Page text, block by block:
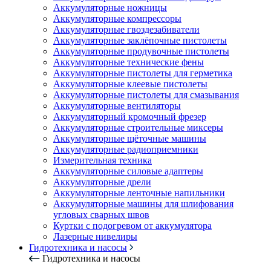
Аккумуляторные ножницы
Аккумуляторные компрессоры
Аккумуляторные гвоздезабиватели
Аккумуляторные заклёпочные пистолеты
Аккумуляторные продувочные пистолеты
Аккумуляторные технические фены
Аккумуляторные пистолеты для герметика
Аккумуляторные клеевые пистолеты
Аккумуляторные пистолеты для смазывания
Аккумуляторные вентиляторы
Аккумуляторный кромочный фрезер
Аккумуляторные строительные миксеры
Аккумуляторные щёточные машины
Аккумуляторные радиоприемники
Измерительная техника
Аккумуляторные силовые адаптеры
Аккумуляторные дрели
Аккумуляторные ленточные напильники
Аккумуляторные машины для шлифования
угловых сварных швов
Куртки с подогревом от аккумулятора
Лазерные нивелиры
Гидротехника и насосы
Гидротехника и насосы